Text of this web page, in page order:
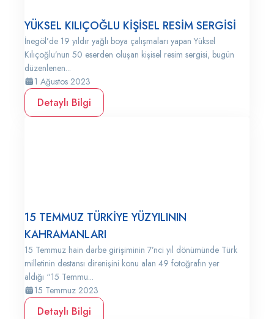
YÜKSEL KILIÇOĞLU KİŞİSEL RESİM SERGİSİ
İnegöl’de 19 yıldır yağlı boya çalışmaları yapan Yüksel
Kılıçoğlu’nun 50 eserden oluşan kişisel resim sergisi, bugün
düzenlenen...
1 Ağustos 2023
Detaylı Bilgi
15 TEMMUZ TÜRKİYE YÜZYILININ
KAHRAMANLARI
15 Temmuz hain darbe girişiminin 7’nci yıl dönümünde Türk
milletinin destansı direnişini konu alan 49 fotoğrafın yer
aldığı “15 Temmu...
15 Temmuz 2023
Detaylı Bilgi